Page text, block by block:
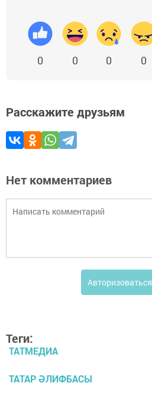
0 0 0 0
Расскажите друзьям
Нет комментариев
Авторизоваться
Теги:
ТАТМЕДИА
ТАТАР ӘЛИФБАСЫ